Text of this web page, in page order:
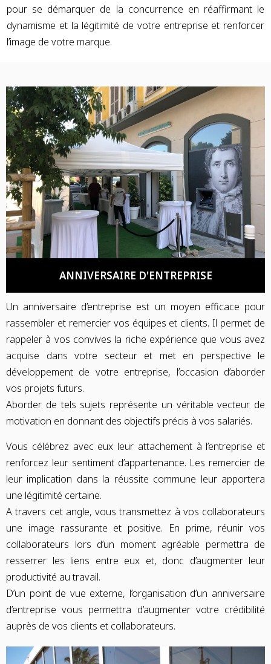
pour se démarquer de la concurrence en réaffirmant le
dynamisme et la légitimité de votre entreprise et renforcer
l’image de votre marque.
ANNIVERSAIRE D'ENTREPRISE
Un anniversaire d’entreprise est un moyen efficace pour
rassembler et remercier vos équipes et clients. Il permet de
rappeler à vos convives la riche expérience que vous avez
acquise dans votre secteur et met en perspective le
développement de votre entreprise, l’occasion d’aborder
vos projets futurs.
Aborder de tels sujets représente un véritable vecteur de
motivation en donnant des objectifs précis à vos salariés.
Vous célébrez avec eux leur attachement à l’entreprise et
renforcez leur sentiment d’appartenance. Les remercier de
leur implication dans la réussite commune leur apportera
une légitimité certaine.
A travers cet angle, vous transmettez à vos collaborateurs
une image rassurante et positive. En prime, réunir vos
collaborateurs lors d’un moment agréable permettra de
resserrer les liens entre eux et, donc d’augmenter leur
productivité au travail.
D’un point de vue externe, l’organisation d’un anniversaire
d’entreprise vous permettra d’augmenter votre crédibilité
auprès de vos clients et collaborateurs.